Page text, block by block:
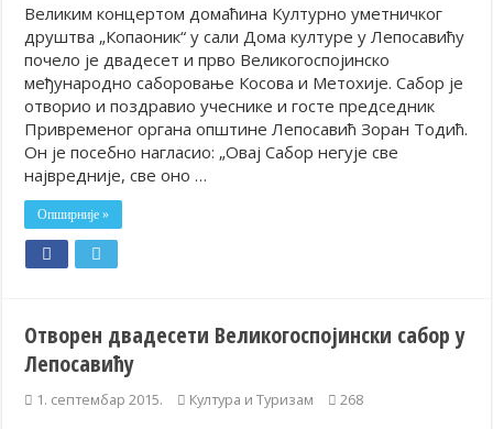
Великим концертом домаћина Културно уметничког
друштва „Копаоник“ у сали Дома културе у Лепосавићу
почело је двадесет и прво Великогоспојинско
међународно саборовање Косова и Метохије. Сабор је
отворио и поздравио учеснике и госте председник
Привременог органа општине Лепосавић Зоран Тодић.
Он је посебно нагласио: „Овај Сабор негује све
највредније, све оно …
Опширније »
Отворен двадесети Великогоспојински сабор у
Лепосавићу
1. септембар 2015. Култура и Туризам 268